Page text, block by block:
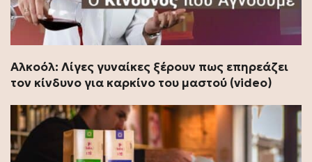
Αλκοόλ: Λίγες γυναίκες ξέρουν πως επηρεάζει
τον κίνδυνο για καρκίνο του μαστού (video)